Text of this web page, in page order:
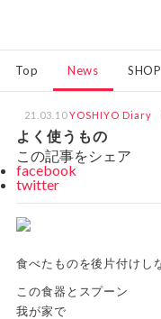
Top News SHOP
21.03.10YOSHIYO Diary
よく使うもの
この記事をシェア
facebook
twitter
食べたものを後片付けし
この食器とスプーン
我が家で